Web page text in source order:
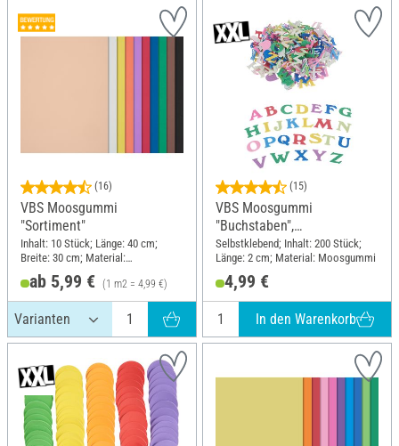
(16)
VBS Moosgummi
"Sortiment"
Inhalt: 10 Stück; Länge: 40 cm;
Breite: 30 cm; Material:
Moosgummi
ab 5,99 € (1 m2 = 4,99 €)
(15)
VBS Moosgummi
"Buchstaben",
selbstklebend, 200 Stück
Selbstklebend; Inhalt: 200 Stück;
Länge: 2 cm; Material: Moosgummi
4,99 €
In den Warenkorb